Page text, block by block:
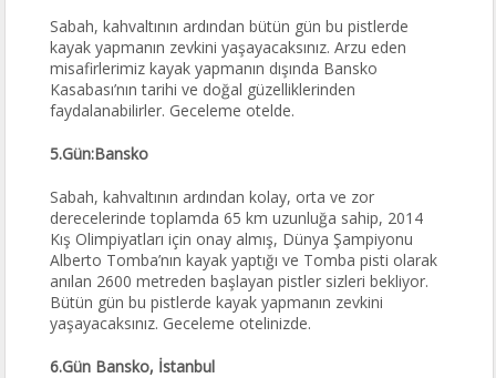
Sabah, kahvaltının ardından bütün gün bu pistlerde
kayak yapmanın zevkini yaşayacaksınız. Arzu eden
misafirlerimiz kayak yapmanın dışında Bansko
Kasabası’nın tarihi ve doğal güzelliklerinden
faydalanabilirler. Geceleme otelde.
5.Gün:Bansko
Sabah, kahvaltının ardından kolay, orta ve zor
derecelerinde toplamda 65 km uzunluğa sahip, 2014
Kış Olimpiyatları için onay almış, Dünya Şampiyonu
Alberto Tomba’nın kayak yaptığı ve Tomba pisti olarak
anılan 2600 metreden başlayan pistler sizleri bekliyor.
Bütün gün bu pistlerde kayak yapmanın zevkini
yaşayacaksınız. Geceleme otelinizde.
6.Gün Bansko, İstanbul